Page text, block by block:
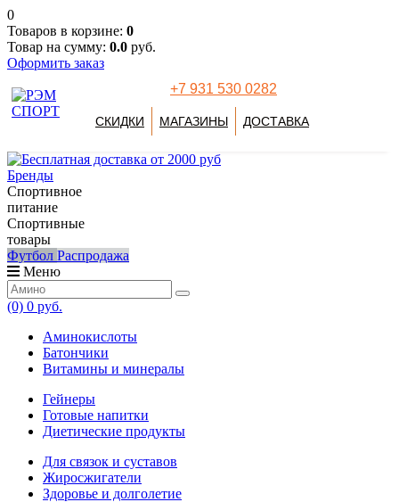
0
Товаров в корзине: 0
Товар на сумму: 0.0 руб.
Оформить заказ
+7 931 530 0282
СКИДКИ МАГАЗИНЫ ДОСТАВКА
Бренды
Спортивное
питание
Спортивные
товары
Футбол Распродажа
Меню
(0) 0 руб.
Аминокислоты
Батончики
Витамины и минералы
Гейнеры
Готовые напитки
Диетические продукты
Для связок и суставов
Жиросжигатели
Здоровье и долголетие